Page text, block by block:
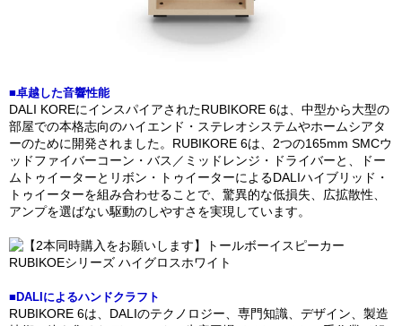
■卓越した音響性能
DALI KOREにインスパイアされたRUBIKORE 6は、中型から大型の
部屋での本格志向のハイエンド・ステレオシステムやホームシアタ
ーのために開発されました。RUBIKORE 6は、2つの165mm SMCウ
ッドファイバーコーン・バス／ミッドレンジ・ドライバーと、ドー
ムトゥイーターとリボン・トゥイーターによるDALIハイブリッド・
トゥイーターを組み合わせることで、驚異的な低損失、広拡散性、
アンプを選ばない駆動のしやすさを実現しています。
■DALIによるハンドクラフト
RUBIKORE 6は、DALIのテクノロジー、専門知識、デザイン、製造